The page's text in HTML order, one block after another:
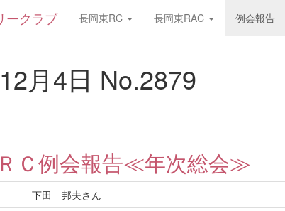
ークラブ 長岡東RC 長岡東RAC 例会報告
月4日 No.2879
Ｃ例会報告≪年次総会≫
下田 邦夫さん